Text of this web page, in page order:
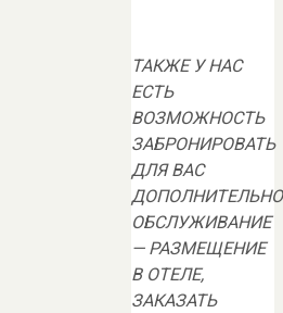
ТАКЖЕ У НАС
ЕСТЬ
ВОЗМОЖНОСТЬ
ЗАБРОНИРОВАТЬ
ДЛЯ ВАС
ОБСЛУЖИВАНИЕ
— РАЗМЕЩЕНИЕ
В ОТЕЛЕ,
ЗАКАЗАТЬ